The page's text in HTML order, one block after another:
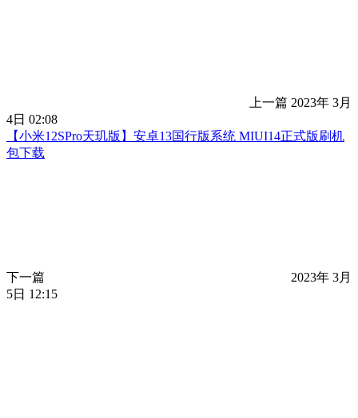
上一篇 2023年 3月
4日 02:08
【小米12SPro天玑版】安卓13国行版系统 MIUI14正式版刷机
包下载
下一篇
2023年 3月
5日 12:15